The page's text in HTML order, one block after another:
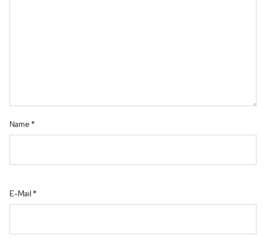
Name *
E-Mail *